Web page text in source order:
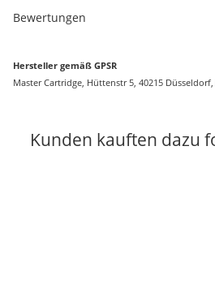
Bewertungen
Hersteller gemäß GPSR
Master Cartridge, Hüttenstr 5, 40215
Kunden kauften dazu